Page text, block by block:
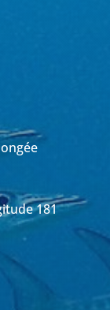
181